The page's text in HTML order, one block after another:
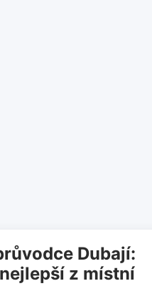
Dubají:
z místní